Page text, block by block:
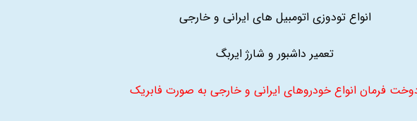
انواع تودوزی اتومبیل های ایرانی و خارجی
تعمیر داشبور و شارژ ایربگ
فرمان انواع خودروهای ایرانی و خارجی به صورت فابریک